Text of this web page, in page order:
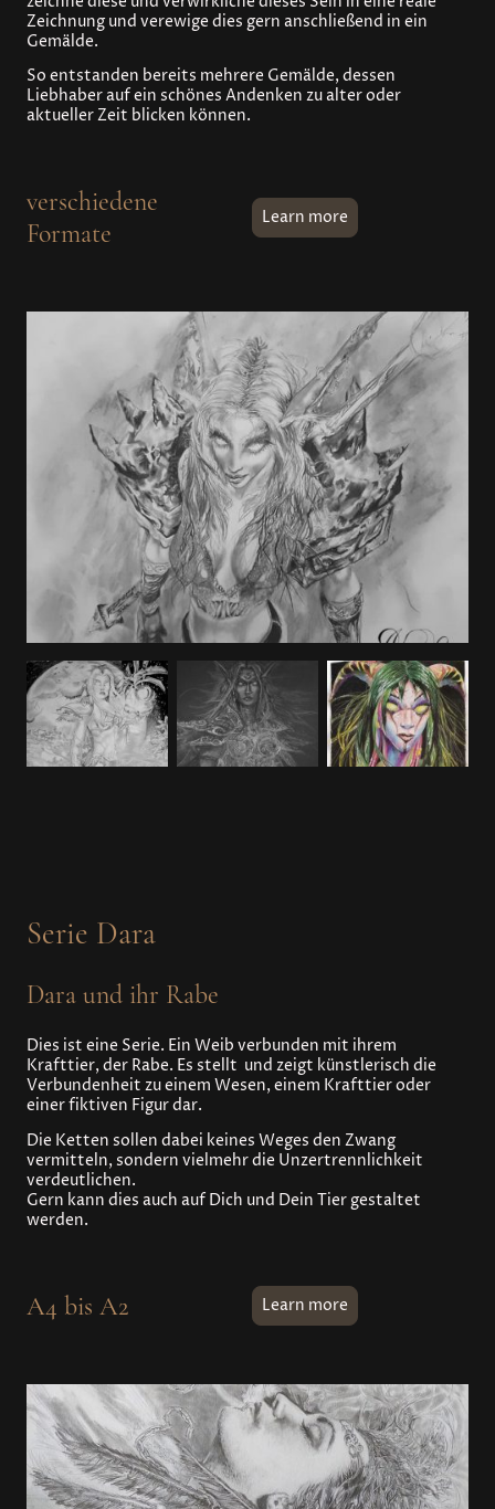
Zeichnung und verewige dies gern anschließend in ein
Gemälde.
So entstanden bereits mehrere Gemälde, dessen
Liebhaber auf ein schönes Andenken zu alter oder
aktueller Zeit blicken können.
verschiedene
Formate
Learn more
Serie Dara
Dara und ihr Rabe
Dies ist eine Serie. Ein Weib verbunden mit ihrem
Krafttier, der Rabe. Es stellt und zeigt künstlerisch die
Verbundenheit zu einem Wesen, einem Krafttier oder
einer fiktiven Figur dar.
Die Ketten sollen dabei keines Weges den Zwang
vermitteln, sondern vielmehr die Unzertrennlichkeit
verdeutlichen.
Gern kann dies auch auf Dich und Dein Tier gestaltet
werden.
A4 bis A2 Learn more